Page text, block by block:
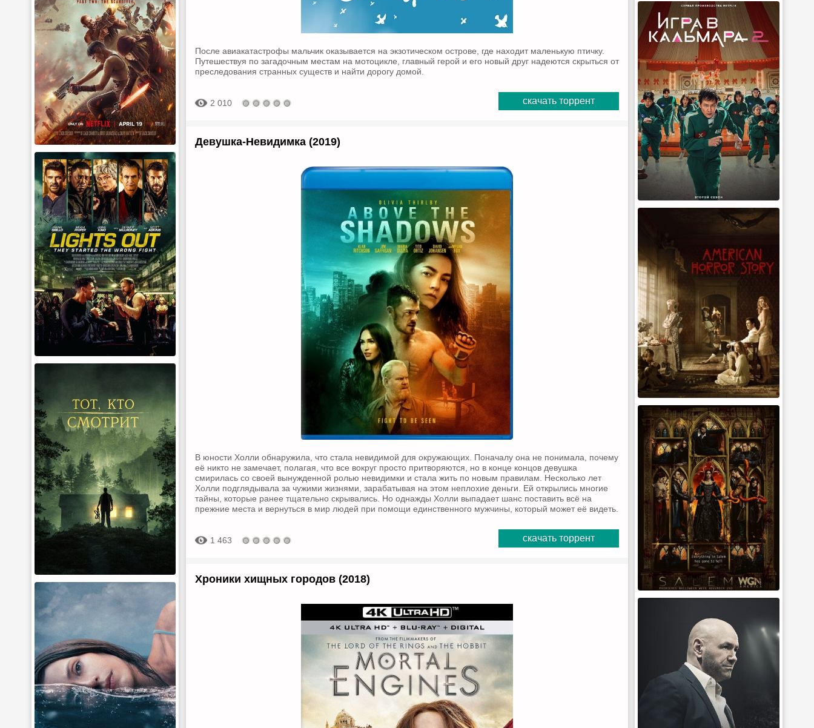
После авиакатастрофы мальчик оказывается на экзотическом острове, где находит маленькую птичку.
Путешествуя по загадочным местам на мотоцикле, главный герой и его новый друг надеются скрыться от
преследования странных существ и найти дорогу домой.
2 010 скачать торрент
Девушка-Невидимка (2019)
В юности Холли обнаружила, что стала невидимой для окружающих. Поначалу она не понимала, почему
её никто не замечает, полагая, что все вокруг просто притворяются, но в конце концов девушка
смирилась со своей вынужденной ролью невидимки и стала жить по новым правилам. Несколько лет
Холли подглядывала за чужими жизнями, зарабатывая на этом неплохие деньги. Ей открылись многие
тайны, которые ранее тщательно скрывались. Но однажды Холли выпадает шанс поставить всё на
прежние места и вернуться в мир людей при помощи единственного мужчины, который может её видеть.
1 463 скачать торрент
Хроники хищных городов (2018)